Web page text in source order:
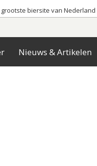
grootste biersite van Nederland
Nieuws & Artikelen